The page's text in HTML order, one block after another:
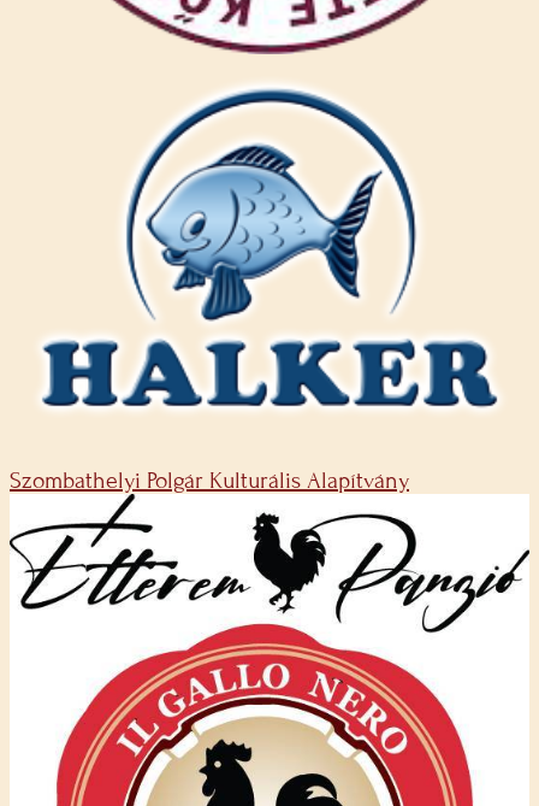
Szombathelyi Polgár Kulturális Alapítvány